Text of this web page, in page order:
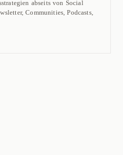
abseits von Social
Communities, Podcasts,